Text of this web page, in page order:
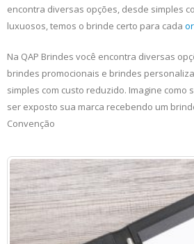
encontra diversas opções, desde simples
luxuosos, temos o brinde certo para cada
Na QAP Brindes você encontra diversas
brindes promocionais e brindes
simples com custo reduzido. Imagine como
ser exposto sua marca recebendo um
Convenção